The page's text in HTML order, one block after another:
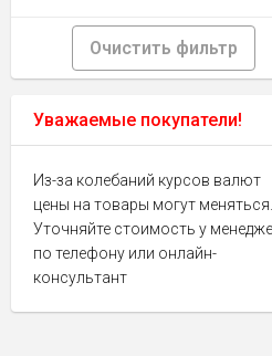
Очистить фильтр
Уважаемые покупатели!
Из-за колебаний курсов валют
цены на товары могут меняться.
Уточняйте стоимость у
по телефону или онлайн-
консультант